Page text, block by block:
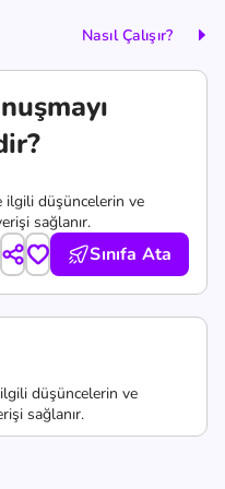
Nasıl Çalışır?
ilgili düşüncelerin ve
sağlanır.
Sınıfa Ata
düşüncelerin ve
sağlanır.